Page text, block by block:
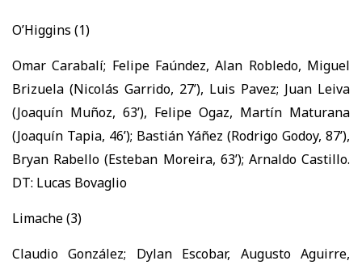
O’Higgins (1)
Omar Carabalí; Felipe Faúndez, Alan Robledo, Miguel
Brizuela (Nicolás Garrido, 27’), Luis Pavez; Juan Leiva
(Joaquín Muñoz, 63’), Felipe Ogaz, Martín Maturana
(Joaquín Tapia, 46’); Bastián Yáñez (Rodrigo Godoy, 87’),
Bryan Rabello (Esteban Moreira, 63’); Arnaldo Castillo.
DT: Lucas Bovaglio
Limache (3)
Claudio González; Dylan Escobar, Augusto Aguirre,